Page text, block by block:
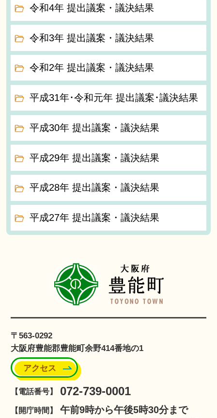
令和4年 提出議案・議決結果
令和3年 提出議案・議決結果
令和2年 提出議案・議決結果
平成31年･令和元年 提出議案･議決結果
平成30年 提出議案・議決結果
平成29年 提出議案・議決結果
平成28年 提出議案・議決結果
平成27年 提出議案・議決結果
〒563-0292
大阪府豊能郡豊能町余野414番地の1
アクセス
【電話番号】 072-739-0001
【開庁時間】 午前9時から午後5時30分まで